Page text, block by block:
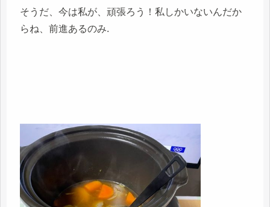
そうだ、今は私が、頑張ろう！私しかいないんだか
らね、前進あるのみ.